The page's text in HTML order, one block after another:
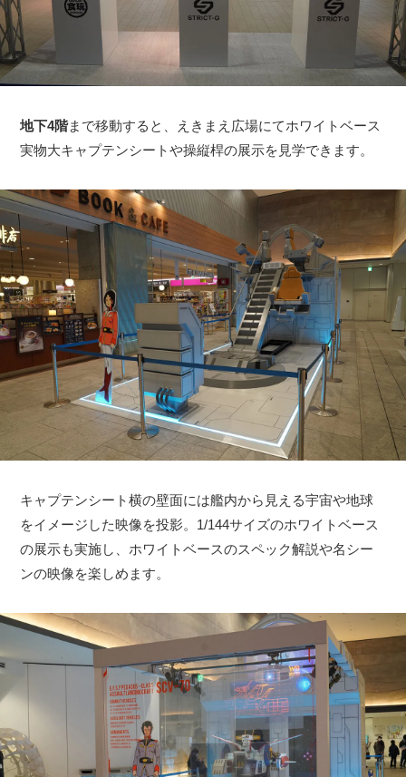
地下4階まで移動すると、えきまえ広場にてホワイトベース
実物大キャプテンシートや操縦桿の展示を見学できます。
キャプテンシート横の壁面には艦内から見える宇宙や地球
をイメージした映像を投影。1/144サイズのホワイトベース
の展示も実施し、ホワイトベースのスペック解説や名シー
ンの映像を楽しめます。